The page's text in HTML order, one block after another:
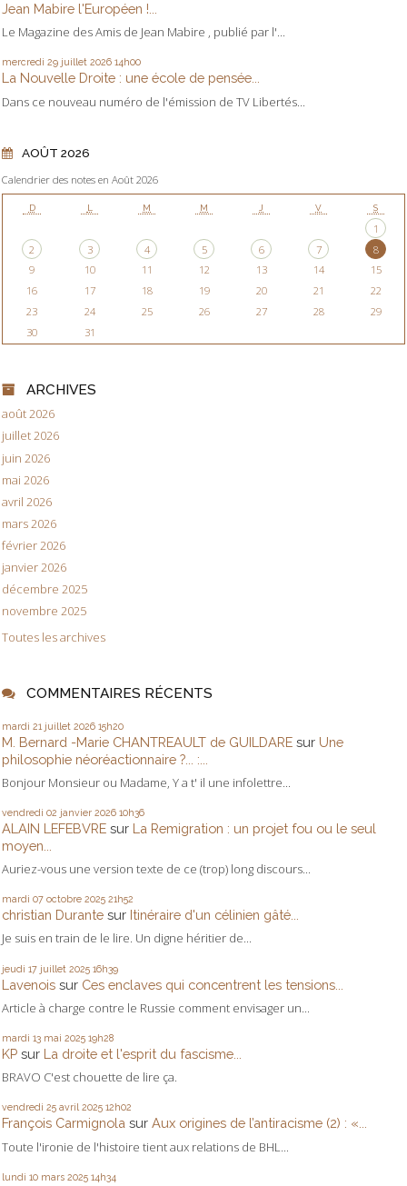
Jean Mabire l'Européen !...
Le Magazine des Amis de Jean Mabire , publié par l'...
mercredi 29 juillet 2026 14h00
La Nouvelle Droite : une école de pensée...
Dans ce nouveau numéro de l'émission de TV Libertés...
AOÛT 2026
Calendrier des notes en Août 2026
D L M M J V S
1
2
3 4 5 6 7
8
9
10 11 12 13 14
15
16
17 18 19 20 21
22
23
24 25 26 27 28
29
30
31
ARCHIVES
août 2026
juillet 2026
juin 2026
mai 2026
avril 2026
mars 2026
février 2026
janvier 2026
décembre 2025
novembre 2025
Toutes les archives
COMMENTAIRES RÉCENTS
mardi 21 juillet 2026 15h20
M. Bernard -Marie CHANTREAULT de GUILDARE sur Une
philosophie néoréactionnaire ?... :...
Bonjour Monsieur ou Madame, Y a t' il une infolettre...
vendredi 02 janvier 2026 10h36
ALAIN LEFEBVRE sur La Remigration : un projet fou ou le seul
moyen...
Auriez-vous une version texte de ce (trop) long discours...
mardi 07 octobre 2025 21h52
christian Durante sur Itinéraire d'un célinien gâté...
Je suis en train de le lire. Un digne héritier de...
jeudi 17 juillet 2025 16h39
Lavenois sur Ces enclaves qui concentrent les tensions...
Article à charge contre le Russie comment envisager un...
mardi 13 mai 2025 19h28
KP sur La droite et l'esprit du fascisme...
BRAVO C'est chouette de lire ça.
vendredi 25 avril 2025 12h02
François Carmignola sur Aux origines de l’antiracisme (2) : «...
Toute l'ironie de l'histoire tient aux relations de BHL...
lundi 10 mars 2025 14h34